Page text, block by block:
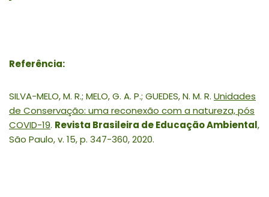
Referência:
SILVA-MELO, M. R.; MELO, G. A. P.; GUEDES, N. M. R. Unidades
de Conservação: uma reconexão com a natureza, pós
COVID-19. Revista Brasileira de Educação Ambiental,
São Paulo, v. 15, p. 347-360, 2020.